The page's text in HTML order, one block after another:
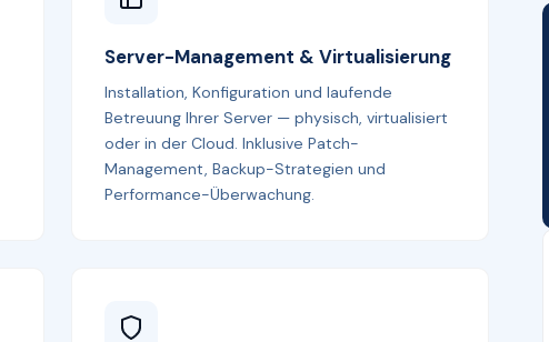
Server-Management & Virtualisierung
Installation, Konfiguration und laufende
Betreuung Ihrer Server — physisch, virtualisiert
oder in der Cloud. Inklusive Patch-
Management, Backup-Strategien und
Performance-Überwachung.